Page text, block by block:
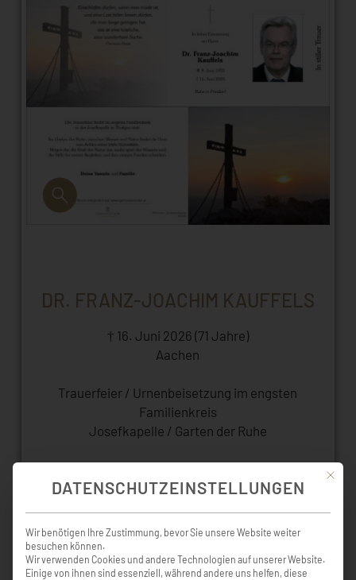
DR. FRANZ-JOACHIM KAUFFELS
† 16. Juni 2026 (71 Jahre)
Aachen
Trauerfeier / Urnenbeisetzung im engsten
Familienkreis
Josefkapelle / Garten der Ruhe
KONDOLENZBUCH ( 0 )
Mit
DATENSCHUTZEINSTELLUNGEN
Wir benötigen Ihre Zustimmung, bevor Sie unsere Website weiter
besuchen können.
Wir verwenden Cookies und andere Technologien auf unserer Website.
Einige von ihnen sind essenziell, während andere uns helfen, diese